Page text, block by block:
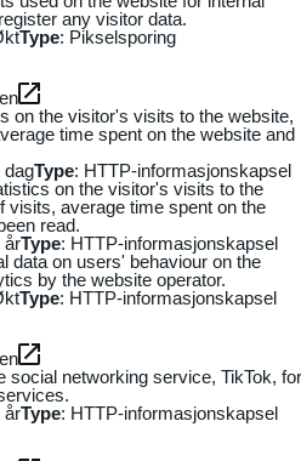
any visitor data.
Type: Pikselsporing
on the visitor's visits to the website,
time spent on the website and
dagType: HTTP-informasjonskapsel
on the visitor's visits to the
visits, average time spent on the
read.
årType: HTTP-informasjonskapsel
data on users' behaviour on the
by the website operator.
Type: HTTP-informasjonskapsel
social networking service, TikTok, for
årType: HTTP-informasjonskapsel